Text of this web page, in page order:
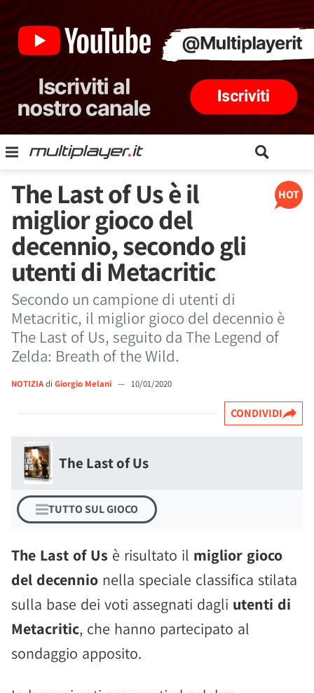
HOT
The Last of Us è il
miglior gioco del
decennio, secondo gli
utenti di Metacritic
Secondo un campione di utenti di
Metacritic, il miglior gioco del decennio è
The Last of Us, seguito da The Legend of
Zelda: Breath of the Wild.
NOTIZIAdi Giorgio Melani — 10/01/2020
CONDIVIDI
The Last of Us
TUTTO SUL GIOCO
The Last of Us è risultato il miglior gioco
del decennio nella speciale classifica stilata
sulla base dei voti assegnati dagli utenti di
Metacritic, che hanno partecipato al
sondaggio apposito.